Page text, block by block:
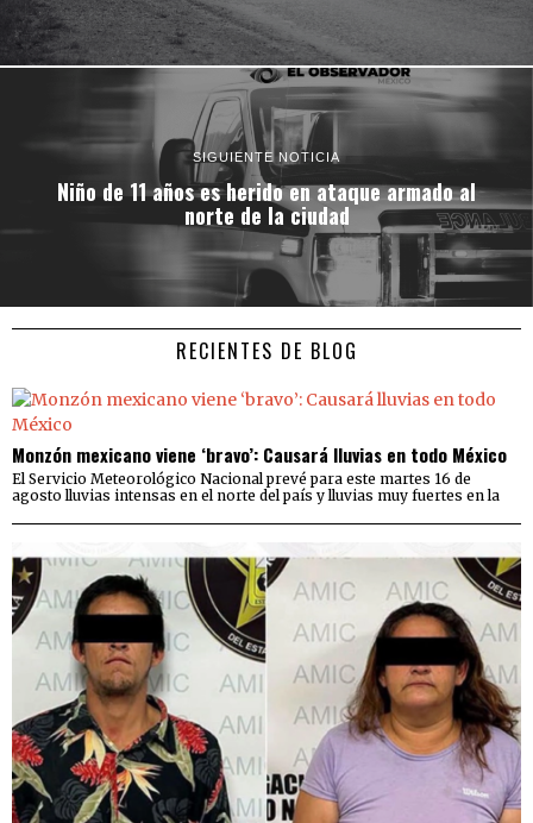
SIGUIENTE NOTICIA
Niño de 11 años es herido en ataque armado al
norte de la ciudad
RECIENTES DE BLOG
Monzón mexicano viene ‘bravo’: Causará lluvias en todo México
El Servicio Meteorológico Nacional prevé para este martes 16 de
agosto lluvias intensas en el norte del país y lluvias muy fuertes en la